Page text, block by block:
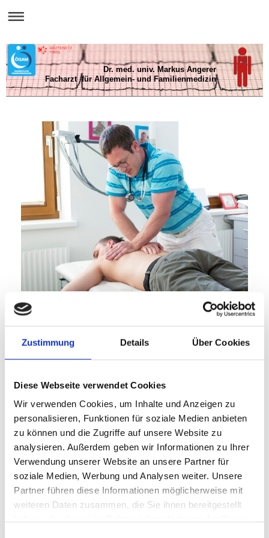
Zustimmung Details Über Cookies
Diese Webseite verwendet Cookies
Wir verwenden Cookies, um Inhalte und Anzeigen zu
personalisieren, Funktionen für soziale Medien anbieten
zu können und die Zugriffe auf unsere Website zu
analysieren. Außerdem geben wir Informationen zu Ihrer
Verwendung unserer Website an unsere Partner für
soziale Medien, Werbung und Analysen weiter. Unsere
Partner führen diese Informationen möglicherweise mit
weiteren Daten zusammen, die Sie ihnen bereitgestellt
Dr. med. univ. Markus Angerer
Facharzt für Allgemein- und Familienmedizin
Meine Ausbildung zum Diplom für Manuelle Medizin
absolvierte ich in Deutschland und Österreich bei Dr.
Bischof nach der Schule von Karl Sell.
Bei dieser Art der Therapie wird nach eingehender
Untersuchung und Feststellung des blockierten Gelenkes
wieder in die richtige Position gebracht. Dadurch
die zu den Schmerzen geführt haben.
Anwendungsmöglichkeiten für die Manuelle Therapie:
chronische Rückenschmerzen
Bewegungseinschränkungen in verschiedenen
Gelenken
Mobilisierung der Halswirbelsäule
Akute Schmerzsyndrome, die auf Blockierungen
der Wirbelgelenke oder der